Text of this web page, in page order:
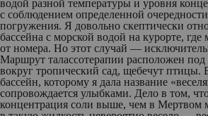
водой разной температуры и уровня
с соблюдением определенной
погружения. Я довольно скептически
бассейна с морской водой на курорте, где
от номера. Но этот случай —
Маршрут талассотерапии расположен
вокруг тропический сад, щебечут птицы.
бассейн, которому я дала название
сопровождается улыбками. Дело в том,
концентрация соли выше, чем в Мертвом